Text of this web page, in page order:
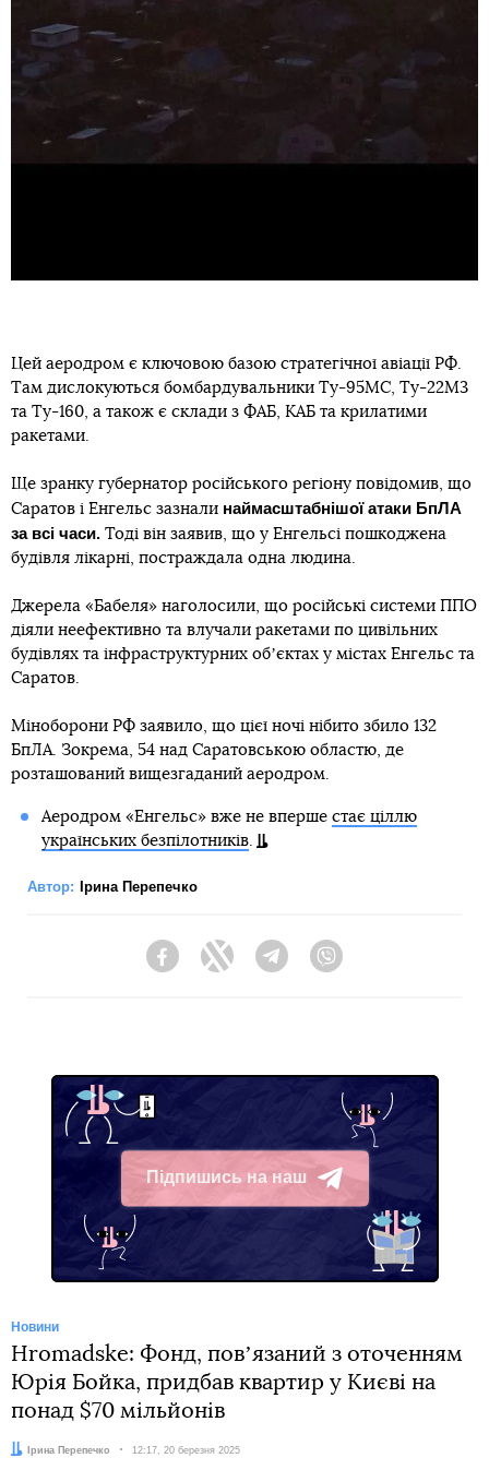
Цей аеродром є ключовою базою стратегічної авіації РФ.
Там дислокуються бомбардувальники Ту-95МС, Ту-22М3
та Ту-160, а також є склади з ФАБ, КАБ та крилатими
ракетами.
Ще зранку губернатор російського регіону повідомив, що
Саратов і Енгельс зазнали наймасштабнішої атаки БпЛА
за всі часи. Тоді він заявив, що у Енгельсі пошкоджена
будівля лікарні, постраждала одна людина.
Джерела «Бабеля» наголосили, що російські системи ППО
діяли неефективно та влучали ракетами по цивільних
будівлях та інфраструктурних обʼєктах у містах Енгельс та
Саратов.
Міноборони РФ заявило, що цієї ночі нібито збило 132
БпЛА. Зокрема, 54 над Саратовською областю, де
розташований вищезгаданий аеродром.
Аеродром «Енгельс» вже не вперше стає ціллю
українських безпілотників.
Автор: Ірина Перепечко
FacebookTwitter Telegram
Підпишись на наш
Telegram
Новини
Hromadske: Фонд, повʼязаний з оточенням
Юрія Бойка, придбав квартир у Києві на
понад $70 мільйонів
Автор:Ірина Перепечко Дата:
12:17, 20 березня 2025